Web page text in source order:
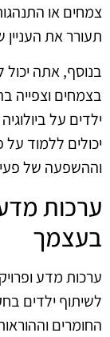
צמחים או
תעורר את
בנוסף, אתה יכול
בצמחים וצפייה
ילדים על
יכולים ללמוד
וההשפעה של
ערכות
בעצמך
ערכות מדע
לשיתוף ילדים
החומרים